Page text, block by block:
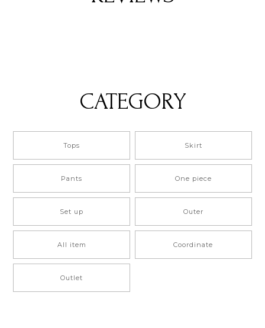
CATEGORY
Tops Skirt
Pants One piece
Set up Outer
All item Coordinate
Outlet